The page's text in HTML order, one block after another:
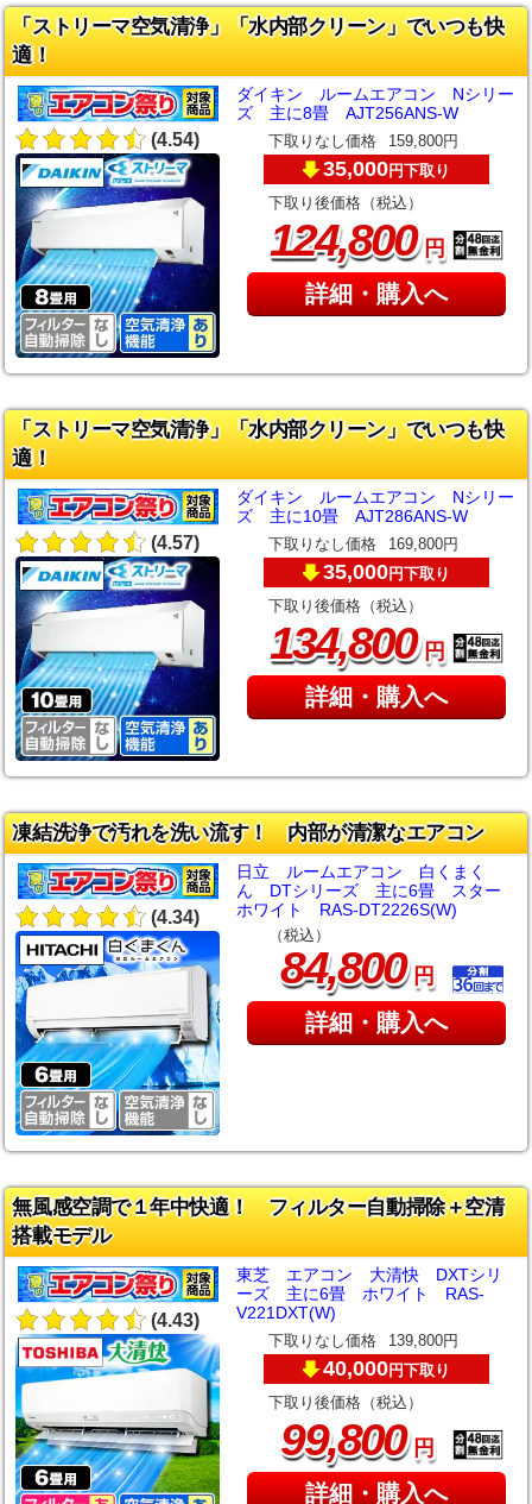
「ストリーマ空気清浄」「水内部クリーン」でいつも快
適！
(4.54)
ダイキン ルームエアコン Nシリー
ズ 主に8畳 AJT256ANS-W
下取りなし価格 159,800円
35,000円下取り
下取り後価格（税込）
124,800円
詳細・購入へ
「ストリーマ空気清浄」「水内部クリーン」でいつも快
適！
(4.57)
ダイキン ルームエアコン Nシリー
ズ 主に10畳 AJT286ANS-W
下取りなし価格 169,800円
35,000円下取り
下取り後価格（税込）
134,800円
詳細・購入へ
凍結洗浄で汚れを洗い流す！ 内部が清潔なエアコン
(4.34)
日立 ルームエアコン 白くまく
ん DTシリーズ 主に6畳 スター
ホワイト RAS-DT2226S(W)
（税込）
84,800円
詳細・購入へ
無風感空調で１年中快適！ フィルター自動掃除＋空清
搭載モデル
(4.43)
東芝 エアコン 大清快 DXTシリ
ーズ 主に6畳 ホワイト RAS-
V221DXT(W)
下取りなし価格 139,800円
40,000円下取り
下取り後価格（税込）
99,800円
詳細・購入へ